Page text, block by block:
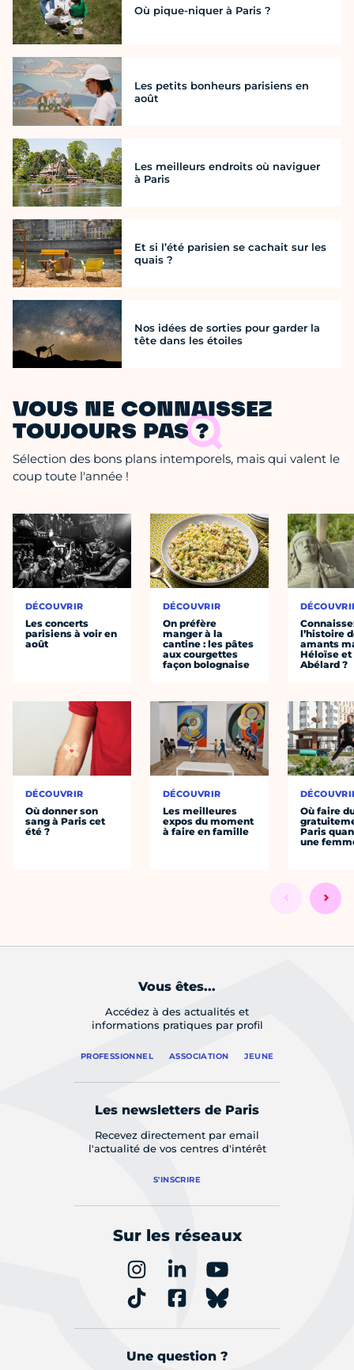
Où pique-niquer à Paris ?
Les petits bonheurs parisiens en
août
Les meilleurs endroits où naviguer
à Paris
Et si l’été parisien se cachait sur les
quais ?
Nos idées de sorties pour garder la
tête dans les étoiles
VOUS NE CONNAISSEZ
TOUJOURS PAS ?
Sélection des bons plans intemporels, mais qui valent le
coup toute l'année !
DÉCOUVRIR
Les concerts
parisiens à voir en
août
DÉCOUVRIR
Où donner son
sang à Paris cet
été ?
DÉCOUVRIR
On préfère
manger à la
cantine : les pâtes
aux courgettes
façon bolognaise
DÉCOUVRIR
Les meilleures
expos du moment
à faire en famille
l’histoire
amants
Héloïse et
Abélard ?
Où faire
Paris
une
Vous êtes...
Accédez à des actualités et
informations pratiques par profil
PROFESSIONNEL ASSOCIATION JEUNE
Les newsletters de Paris
Recevez directement par email
l'actualité de vos centres d'intérêt
S'INSCRIRE
Sur les réseaux
Une question ?